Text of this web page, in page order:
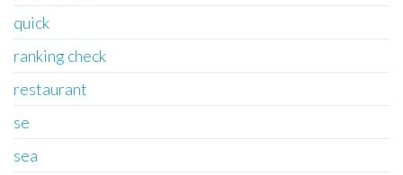
quick
ranking check
restaurant
se
sea